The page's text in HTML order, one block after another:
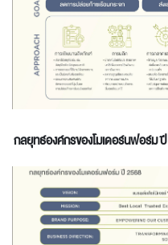
กลยุทธ์องค์กรของโมเดอร์นฟอร์ม ปี